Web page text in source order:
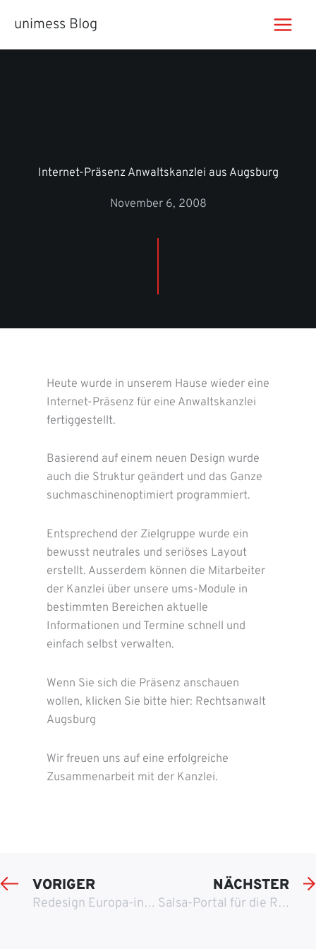
Inhaltunimess Blog
Internet-Präsenz Anwaltskanzlei aus Augsburg
November 6, 2008
Heute wurde in unserem Hause wieder eine
Internet-Präsenz für eine Anwaltskanzlei
fertiggestellt.
Basierend auf einem neuen Design wurde
auch die Struktur geändert und das Ganze
suchmaschinenoptimiert programmiert.
Entsprechend der Zielgruppe wurde ein
bewusst neutrales und seriöses Layout
erstellt. Ausserdem können die Mitarbeiter
der Kanzlei über unsere ums-Module in
bestimmten Bereichen aktuelle
Informationen und Termine schnell und
einfach selbst verwalten.
Wenn Sie sich die Präsenz anschauen
wollen, klicken Sie bitte hier: Rechtsanwalt
Augsburg
Wir freuen uns auf eine erfolgreiche
Zusammenarbeit mit der Kanzlei.
VORIGER
Redesign Europa-institut
NÄCHSTER
Salsa-Portal für die Region Ulm, Neu-Ulm